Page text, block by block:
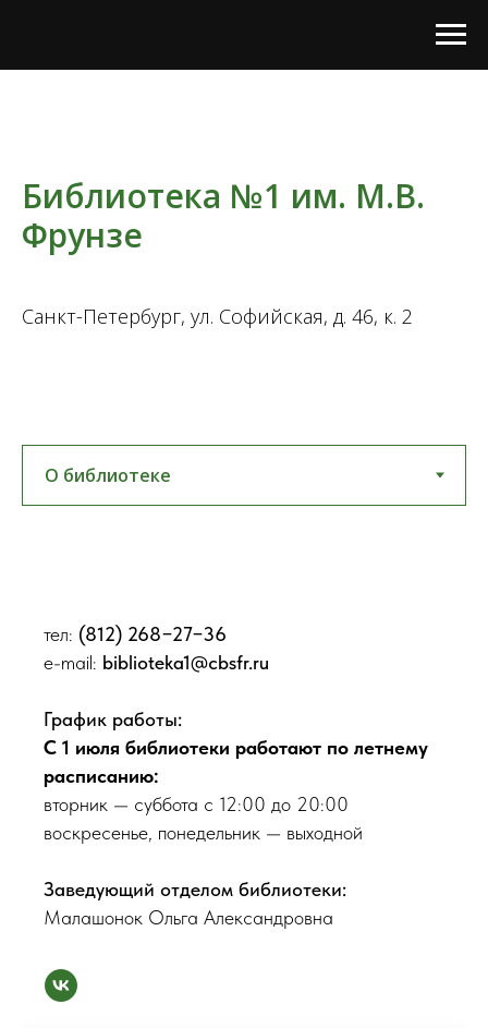
Библиотека №1 им. М.В.
Фрунзе
Санкт-Петербург, ул. Софийская, д. 46, к. 2
тел: (812) 268−27−36
e-mail: biblioteka1@cbsfr.ru
График работы:
С 1 июля библиотеки работают по летнему
расписанию:
вторник — суббота с 12:00 до 20:00
воскресенье, понедельник — выходной
Заведующий отделом библиотеки:
Малашонок Ольга Александровна